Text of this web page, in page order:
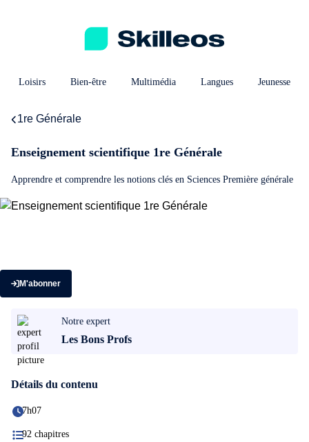
Loisirs Bien-être Multimédia Langues Jeunesse
1re Générale
Enseignement scientifique 1re Générale
Apprendre et comprendre les notions clés en Sciences Première générale
M'abonner
Notre expert
Les Bons Profs
Détails du contenu
7h07
92 chapitres